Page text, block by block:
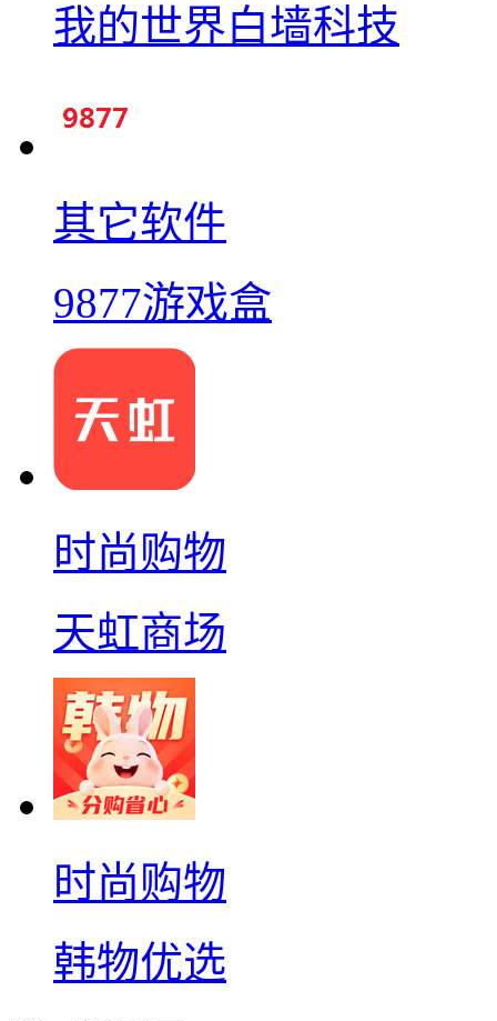
我的世界白墙科技
其它软件
9877游戏盒
时尚购物
天虹商场
时尚购物
韩物优选